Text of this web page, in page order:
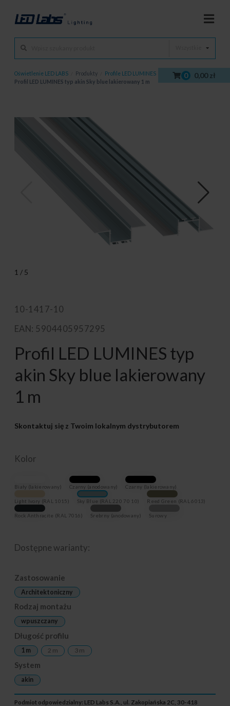
0 0,00 zł
Oświetlenie LED LABS Produkty Profile LED LUMINES Profile LED
Profil LED LUMINES typ akin Sky blue lakierowany 1 m
1 / 5
10-1417-10
EAN: 5904405957295
Profil LED LUMINES typ
akin Sky blue lakierowany
1 m
Skontaktuj się z Twoim lokalnym dystrybutorem
Kolor
Biały (lakierowany) Czarny (anodowany) Czarny (lakierowany)
Light Ivory (RAL 1015) Sky Blue (RAL 220 70 10) Reed Green (RAL 6013)
Rock Anthracite (RAL 7016) Srebrny (anodowany) Surowy
Dostępne warianty:
Zastosowanie
Architektoniczny
Rodzaj montażu
wpuszczany
Długość profilu
1 m 2 m 3 m
System
akin
Podmiot odpowiedzialny: LED Labs S.A., ul. Zakopiańska 2C, 30-418